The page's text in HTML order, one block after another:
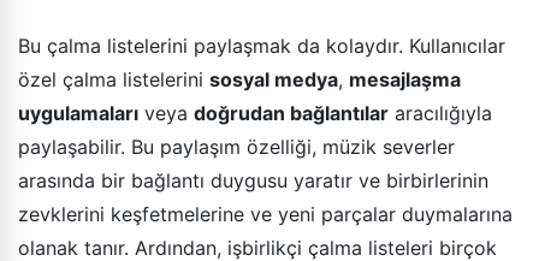
Bu çalma listelerini paylaşmak da kolaydır. Kullanıcılar
özel çalma listelerini sosyal medya, mesajlaşma
uygulamaları veya doğrudan bağlantılar aracılığıyla
paylaşabilir. Bu paylaşım özelliği, müzik severler
arasında bir bağlantı duygusu yaratır ve birbirlerinin
zevklerini keşfetmelerine ve yeni parçalar duymalarına
olanak tanır. Ardından, işbirlikçi çalma listeleri birçok